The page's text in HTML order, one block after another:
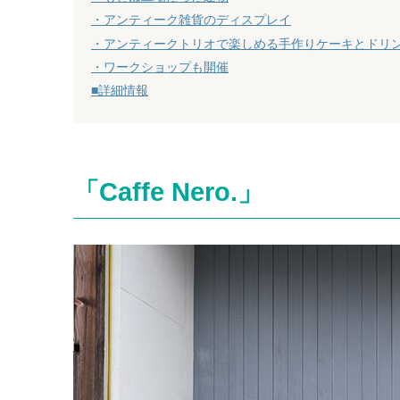
・アンティーク雑貨のディスプレイ
・アンティークトリオで楽しめる手作りケーキとドリ
・ワークショップも開催
■詳細情報
「Caffe Nero.」